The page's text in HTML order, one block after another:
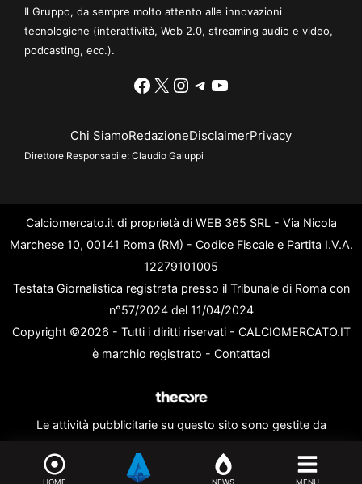
Il Gruppo, da sempre molto attento alle innovazioni
tecnologiche (interattività, Web 2.0, streaming audio e video,
podcasting, ecc.).
Facebook
X Instagram
Telegram
YouTube
Chi SiamoRedazioneDisclaimerPrivacy
Direttore Responsabile: Claudio Galuppi
Calciomercato.it di proprietà di WEB 365 SRL - Via Nicola
Marchese 10, 00141 Roma (RM) - Codice Fiscale e Partita I.V.A.
12279101005
Testata Giornalistica registrata presso il Tribunale di Roma con
n°57/2024 del 11/04/2024
Copyright ©2026 - Tutti i diritti riservati - CALCIOMERCATO.IT
è marchio registrato - Contattaci
Le attività pubblicitarie su questo sito sono gestite da
HOME NEWS MENU